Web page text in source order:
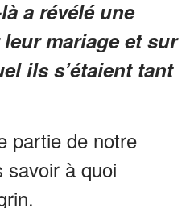
a révélé une
mariage et sur
ils s’étaient tant
partie de notre
savoir à quoi